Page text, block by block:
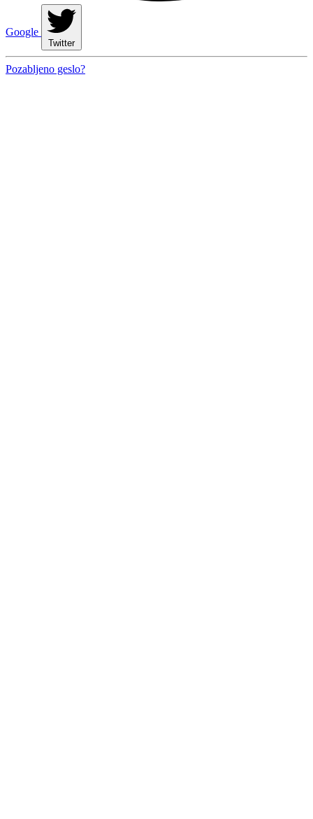
Google
Twitter
Pozabljeno geslo?